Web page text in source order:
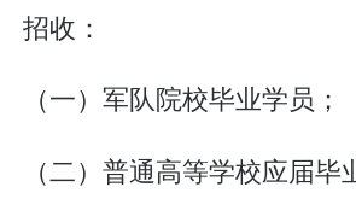
招收：
（一）军队院校毕业学员；
（二）普通高等学校应届毕